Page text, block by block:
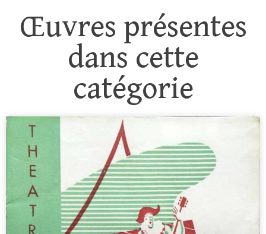
Œuvres présentes
dans cette
catégorie